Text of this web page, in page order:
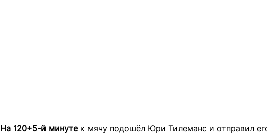
На 120+5-й минутек мячу подошёл Юри Тилеманс и отправил